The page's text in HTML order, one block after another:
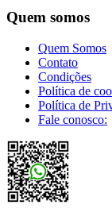
Quem somos
Quem Somos
Contato
Condições
Política de
Política de
Fale conosco: